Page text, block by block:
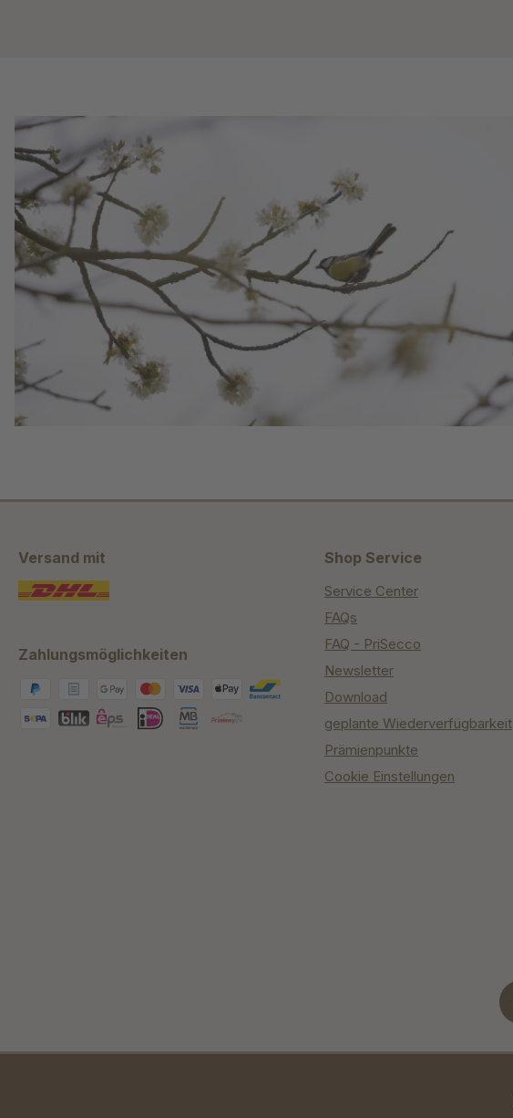
Versand mit
Zahlungsmöglichkeiten
Shop Service
Service Center
FAQs
FAQ - PriSecco
Newsletter
Download
geplante Wiederverfügbarkeit
Prämienpunkte
Cookie Einstellungen